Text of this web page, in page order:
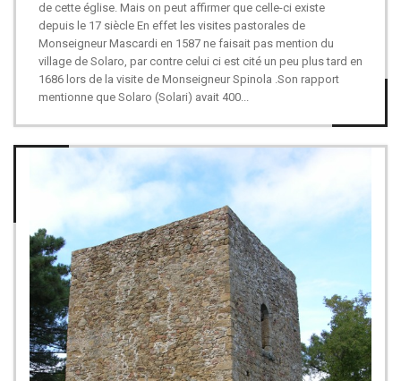
de cette église. Mais on peut affirmer que celle-ci existe
depuis le 17 siècle En effet les visites pastorales de
Monseigneur Mascardi en 1587 ne faisait pas mention du
village de Solaro, par contre celui ci est cité un peu plus tard en
1686 lors de la visite de Monseigneur Spinola .Son rapport
mentionne que Solaro (Solari) avait 400...